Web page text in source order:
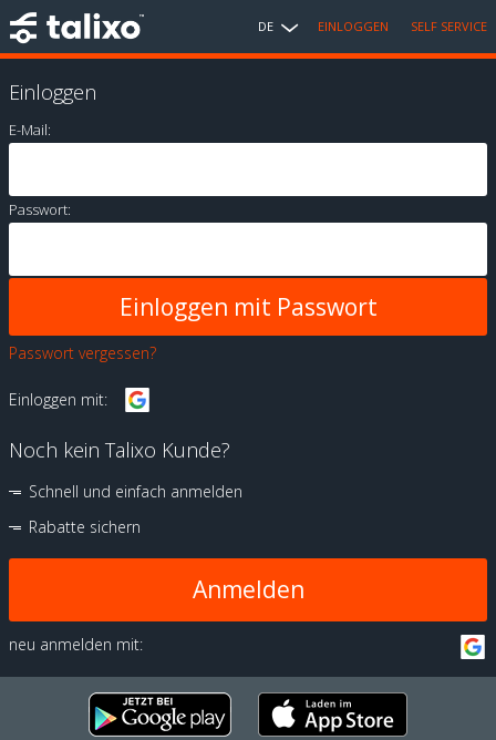
DE EINLOGGEN SELF SERVICE
Einloggen
E-Mail:
Passwort:
Passwort vergessen?
Einloggen mit:
Noch kein Talixo Kunde?
Schnell und einfach anmelden
Rabatte sichern
Anmelden
neu anmelden mit: